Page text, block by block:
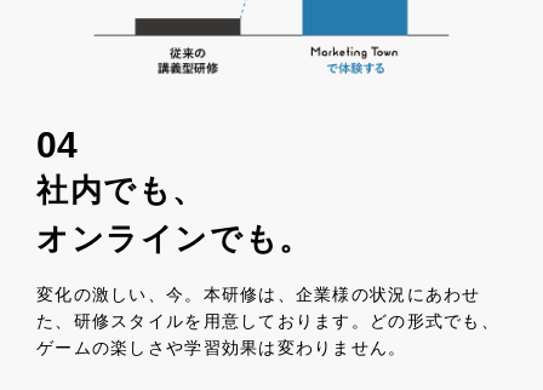
04
社内でも、
オンラインでも。
変化の激しい、今。本研修は、企業様の状況にあわせ
た、研修スタイルを用意しております。どの形式でも、
ゲームの楽しさや学習効果は変わりません。